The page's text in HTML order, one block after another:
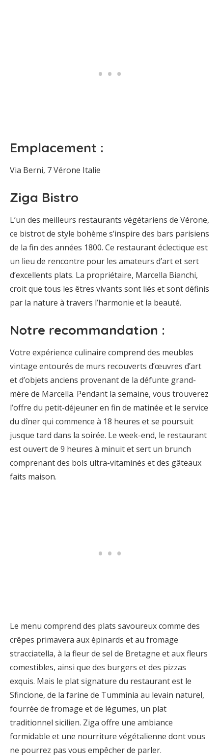
Emplacement :
Via Berni, 7 Vérone Italie
Ziga Bistro
L’un des meilleurs restaurants végétariens de Vérone,
ce bistrot de style bohème s’inspire des bars parisiens
de la fin des années 1800. Ce restaurant éclectique est
un lieu de rencontre pour les amateurs d’art et sert
d’excellents plats. La propriétaire, Marcella Bianchi,
croit que tous les êtres vivants sont liés et sont définis
par la nature à travers l’harmonie et la beauté.
Notre recommandation :
Votre expérience culinaire comprend des meubles
vintage entourés de murs recouverts d’œuvres d’art
et d’objets anciens provenant de la défunte grand-
mère de Marcella. Pendant la semaine, vous trouverez
l’offre du petit-déjeuner en fin de matinée et le service
du dîner qui commence à 18 heures et se poursuit
jusque tard dans la soirée. Le week-end, le restaurant
est ouvert de 9 heures à minuit et sert un brunch
comprenant des bols ultra-vitaminés et des gâteaux
faits maison.
Le menu comprend des plats savoureux comme des
crêpes primavera aux épinards et au fromage
stracciatella, à la fleur de sel de Bretagne et aux fleurs
comestibles, ainsi que des burgers et des pizzas
exquis. Mais le plat signature du restaurant est le
Sfincione, de la farine de Tumminia au levain naturel,
fourrée de fromage et de légumes, un plat
traditionnel sicilien. Ziga offre une ambiance
formidable et une nourriture végétalienne dont vous
ne pourrez pas vous empêcher de parler.